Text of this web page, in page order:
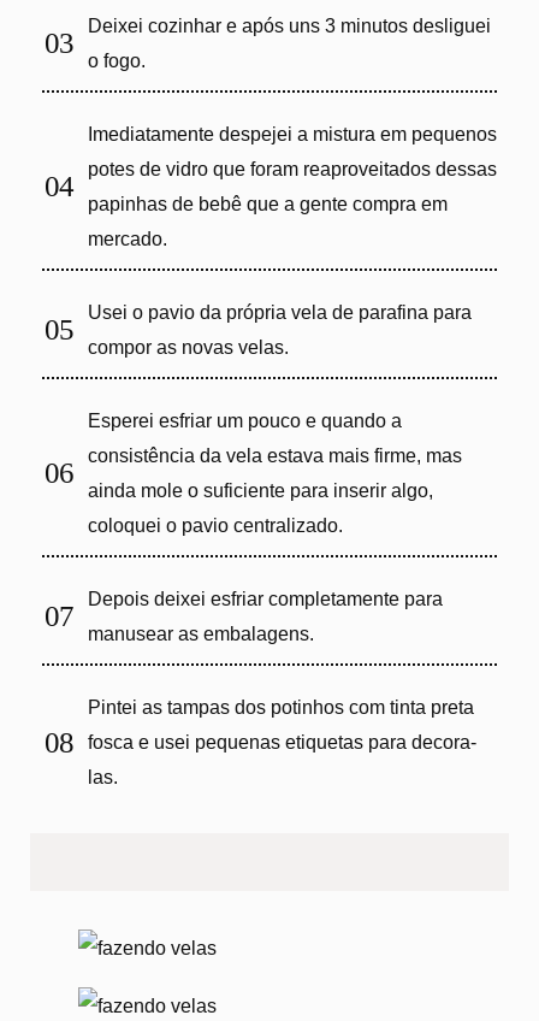
Deixei cozinhar e após uns 3 minutos desliguei
o fogo.
Imediatamente despejei a mistura em pequenos
potes de vidro que foram reaproveitados dessas
papinhas de bebê que a gente compra em
mercado.
Usei o pavio da própria vela de parafina para
compor as novas velas.
Esperei esfriar um pouco e quando a
consistência da vela estava mais firme, mas
ainda mole o suficiente para inserir algo,
coloquei o pavio centralizado.
Depois deixei esfriar completamente para
manusear as embalagens.
Pintei as tampas dos potinhos com tinta preta
fosca e usei pequenas etiquetas para decora-
las.